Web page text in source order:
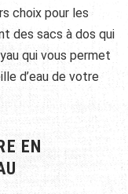
choix pour les
des sacs à dos qui
qui vous permet
d’eau de votre
EN